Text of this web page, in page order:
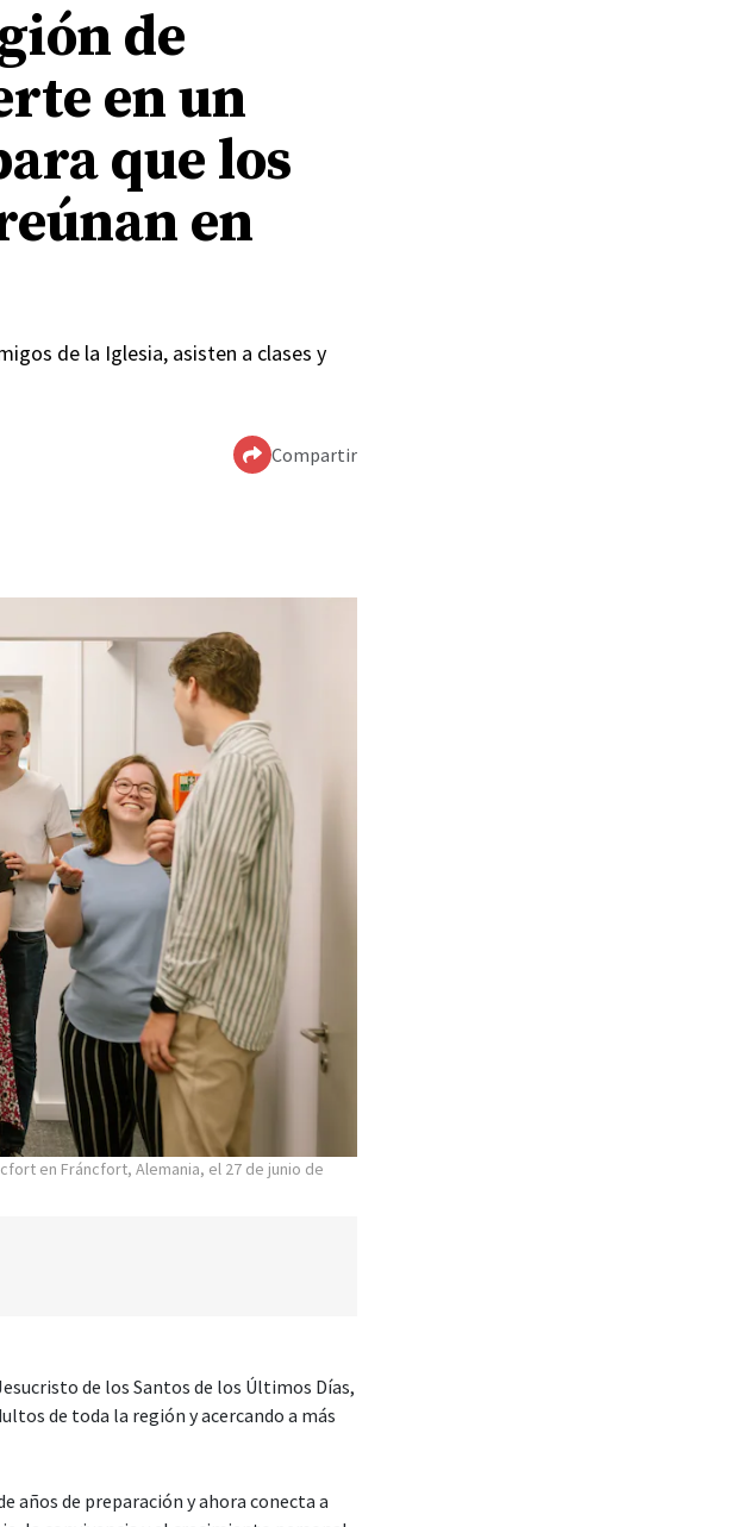
de
en un
que los
en
de la Iglesia, asisten a clases y
Compartir
en Fráncfort, Alemania, el 27 de junio de
de los Santos de los Últimos Días,
de toda la región y acercando a más
años de preparación y ahora conecta a